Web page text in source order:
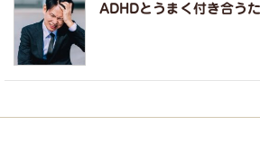
ADHDとうまく付き合う